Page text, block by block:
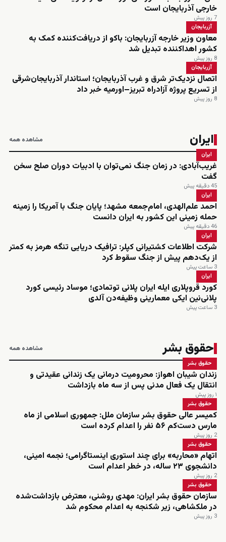
خارجی آذربایجان است
7 روز پیش
آزربایجان
معاون وزیر خارجه آزربایجان: باکو از دریافت‌کننده کمک به
کشور اهداکننده تبدیل شد
8 روز پیش
آزربایجان
اتصال نزدیک‌تر شرق و غرب آذربایجان؛ استاندار آذربایجان‌شرقی
از تسریع پروژه آزادراه تبریز–اورمیه خبر داد
8 روز پیش
ایران مشاهده همه
ایران
غریب‌آبادی: در زمان جنگ نمی‌توان با ادبیات دوران صلح سخن
گفت
45 دقیقه پیش
ایران
احمد علم‌الهدی، امام‌جمعه مشهد؛ پایان جنگ با آمریکا را زمینه
حمله زمینی این کشور به ایران دانست
46 دقیقه پیش
ایران
شرکت اطلاعات کشتیرانی کپلر: ترافیک دریایی تنگه هرمز به کمتر
از یک‌دهم پیش از جنگ سقوط کرد
3 ساعت پیش
ایران
کورد قروپلاری ایله ایران پلانی توتمادی؛ موساد رئیسی کورد
پلانی‌نین ایکی معمارینی وظیفه‌دن آلدی
3 ساعت پیش
حقوق بشر مشاهده همه
حقوق بشر
زندان شیبان اهواز: محرومیت درمانی یک زندانی عقیدتی و
انتقال یک فعال مدنی پس از سه ماه بازداشت
۱ روز پیش
حقوق بشر
کمیسر عالی حقوق بشر سازمان ملل: جمهوری اسلامی از ماه
مارس دست‌کم ۵۶ نفر را اعدام کرده است
2 روز پیش
حقوق بشر
اتهام «محاربه» برای چند استوری اینستاگرامی؛ نجمه امینی،
دانشجوی ۲۳ ساله، در خطر اعدام است
2 روز پیش
حقوق بشر
سازمان حقوق بشر ایران: مهدی روشنی، معترض بازداشت‌شده
در ملکشاهی، زیر شکنجه به اعدام محکوم شد
3 روز پیش